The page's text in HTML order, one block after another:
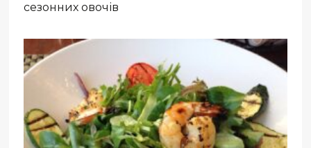
сезонних овочів